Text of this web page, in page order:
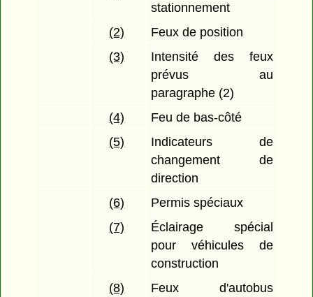
stationnement
(2)
Feux de position
(3)
Intensité des feux
prévus au
paragraphe (2)
(4)
Feu de bas-côté
(5)
Indicateurs de
changement de
direction
(6)
Permis spéciaux
(7)
Éclairage spécial
pour véhicules de
construction
(8)
Feux d'autobus